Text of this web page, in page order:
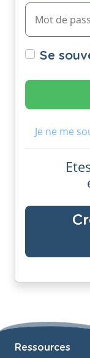
Se
Je ne me
Ressources